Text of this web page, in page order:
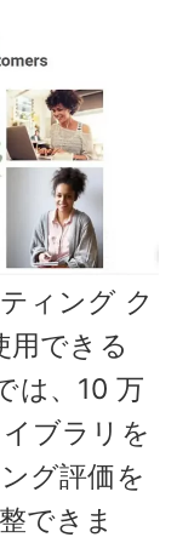
ィング ク
できる
は、10 万
ブラリを
グ評価を
できま